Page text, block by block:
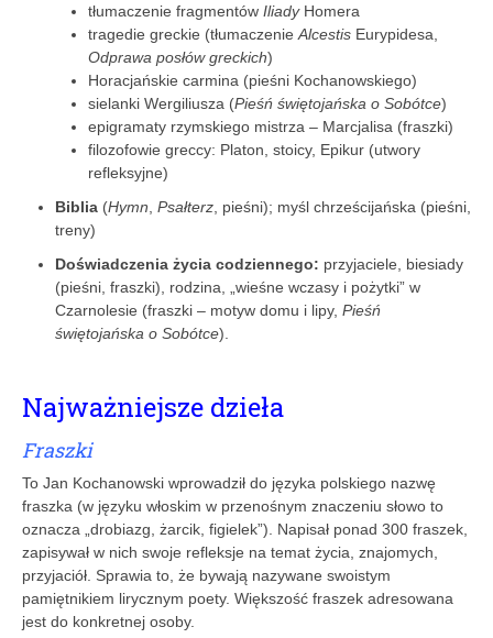
tłumaczenie fragmentów IliadyHomera
tragedie greckie (tłumaczenie Alcestis Eurypidesa,
Odprawa posłów greckich)
Horacjańskie carmina (pieśni Kochanowskiego)
sielanki Wergiliusza (Pieśń świętojańska o Sobótce)
epigramaty rzymskiego mistrza – Marcjalisa (fraszki)
filozofowie greccy: Platon, stoicy, Epikur (utwory
refleksyjne)
Biblia (Hymn Psałterz , pieśni); myśl chrześcijańska (pieśni,
treny)
Doświadczenia życia codziennego: przyjaciele, biesiady
(pieśni, fraszki), rodzina, „wieśne wczasy i pożytki” w
Czarnolesie (fraszki – motyw domu i lipy, Pieśń
świętojańska o Sobótce).
Najważniejsze dzieła
Fraszki
To Jan Kochanowski wprowadził do języka polskiego nazwę
fraszka (w języku włoskim w przenośnym znaczeniu słowo to
oznacza „drobiazg, żarcik, figielek”). Napisał ponad 300 fraszek,
zapisywał w nich swoje refleksje na temat życia, znajomych,
przyjaciół. Sprawia to, że bywają nazywane swoistym
pamiętnikiem lirycznym poety. Większość fraszek adresowana
jest do konkretnej osoby.